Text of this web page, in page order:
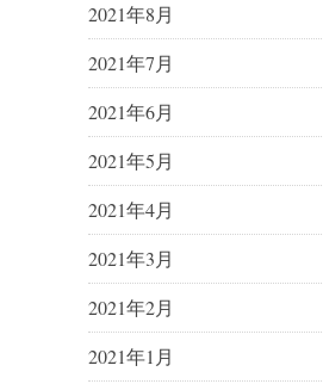
2021年8月
2021年7月
2021年6月
2021年5月
2021年4月
2021年3月
2021年2月
2021年1月